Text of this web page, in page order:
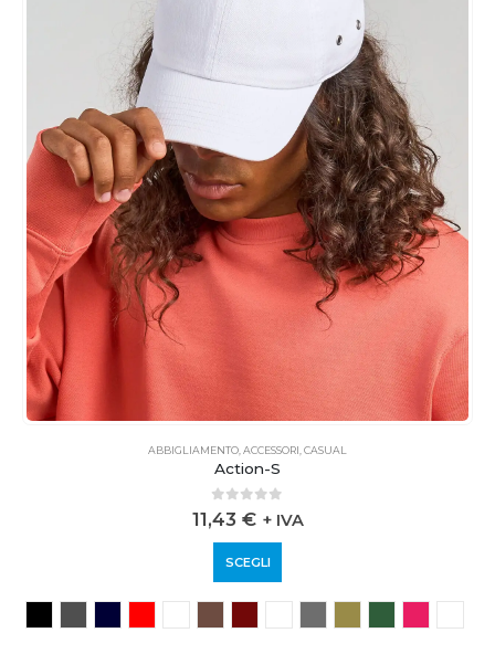
ABBIGLIAMENTO ACCESSORI CASUAL
Action-S
0out of 5
11,43 € + IVA
SCEGLI